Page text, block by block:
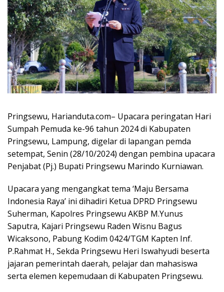
Pringsewu, Harianduta.com– Upacara peringatan Hari
Sumpah Pemuda ke-96 tahun 2024 di Kabupaten
Pringsewu, Lampung, digelar di lapangan pemda
setempat, Senin (28/10/2024) dengan pembina upacara
Penjabat (Pj.) Bupati Pringsewu Marindo Kurniawan.
Upacara yang mengangkat tema ‘Maju Bersama
Indonesia Raya’ ini dihadiri Ketua DPRD Pringsewu
Suherman, Kapolres Pringsewu AKBP M.Yunus
Saputra, Kajari Pringsewu Raden Wisnu Bagus
Wicaksono, Pabung Kodim 0424/TGM Kapten Inf.
P.Rahmat H., Sekda Pringsewu Heri Iswahyudi beserta
jajaran pemerintah daerah, pelajar dan mahasiswa
serta elemen kepemudaan di Kabupaten Pringsewu.